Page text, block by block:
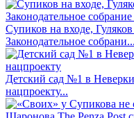
Супиков на входе,
Законодательное собрани...
Детский сад №1 в
нацпроекту...